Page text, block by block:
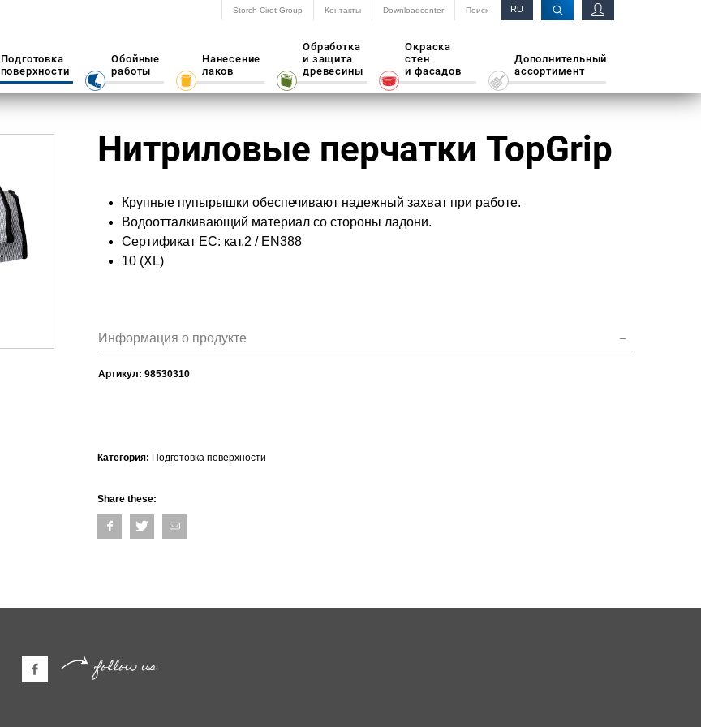
Storch-Ciret Group Контакты Downloadcenter Поиск RU
Подготовка
поверхности
Обойные
работы
Нанесение
лаков
Обработка
и защита
древесины
Окраска
стен
и фасадов
Дополнительный
ассортимент
Нитриловые перчатки TopGrip
Крупные пупырышки обеспечивают надежный захват при работе.
Водоотталкивающий материал со стороны ладони.
Сертификат ЕС: кат.2 / EN388
10 (XL)
Информация о продукте
Артикул:98530310
Категория: Подготовка поверхности
Share these:
follow us